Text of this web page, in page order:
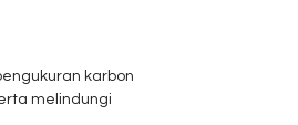
karbon
melindungi